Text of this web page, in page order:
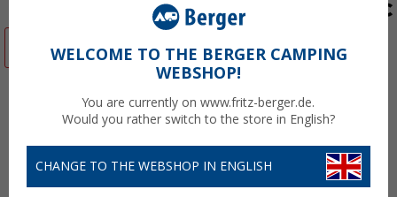
WELCOME TO THE BERGER CAMPING
WEBSHOP!
You are currently on www.fritz-berger.de.
Would you rather switch to the store in English?
CHANGE TO THE WEBSHOP IN ENGLISH